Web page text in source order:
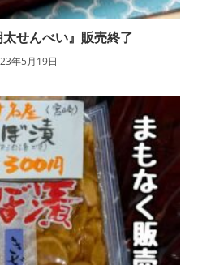
せんべい』販売終了
年5月19日